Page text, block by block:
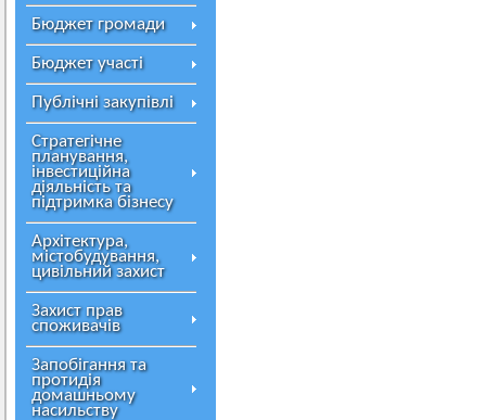
Бюджет громади
Бюджет участі
Публічні закупівлі
Стратегічне
планування,
інвестиційна
діяльність та
підтримка бізнесу
Архітектура,
містобудування,
цивільний захист
Захист прав
споживачів
Запобігання та
протидія
домашньому
насильству